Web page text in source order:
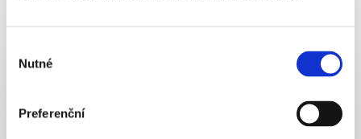
souhlasu
Nutné
Preferenční
Líbil se vám článek? Sdílejte ho...